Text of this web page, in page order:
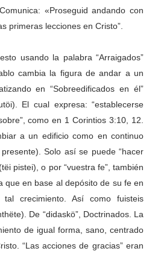
«Proseguid andando con
primeras lecciones en Cristo”.
usando la palabra “Arraigados”
cambia la figura de andar a un
en “Sobreedificados en él”
El cual expresa: “establecerse
como en 1 Corintios 3:10, 12.
a un edificio como en continuo
Solo así se puede “hacer
pistei), o por “vuestra fe”, también
que en base al depósito de su fe en
crecimiento. Así como fuisteis
De “didaskö”, Doctrinados. La
de igual forma, sano, centrado
“Las acciones de gracias” eran